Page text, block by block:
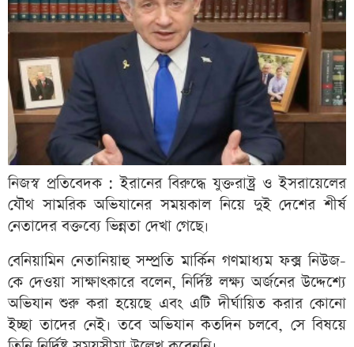
নিজস্ব প্রতিবেদক : ইরানের বিরুদ্ধে যুক্তরাষ্ট্র ও ইসরায়েলের
যৌথ সামরিক অভিযানের সময়কাল নিয়ে দুই দেশের শীর্ষ
নেতাদের বক্তব্যে ভিন্নতা দেখা গেছে।
বেনিয়ামিন নেতানিয়াহু সম্প্রতি মার্কিন গণমাধ্যম ফক্স নিউজ-
কে দেওয়া সাক্ষাৎকারে বলেন, নির্দিষ্ট লক্ষ্য অর্জনের উদ্দেশ্যে
অভিযান শুরু করা হয়েছে এবং এটি দীর্ঘায়িত করার কোনো
ইচ্ছা তাদের নেই। তবে অভিযান কতদিন চলবে, সে বিষয়ে